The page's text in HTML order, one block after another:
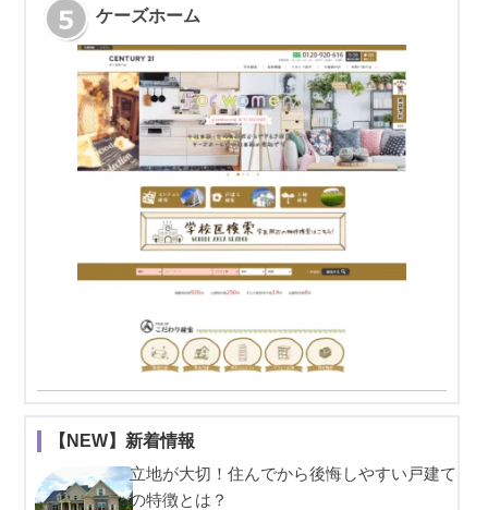
ケーズホーム
【NEW】新着情報
立地が大切！住んでから後悔しやすい戸建て
の特徴とは？